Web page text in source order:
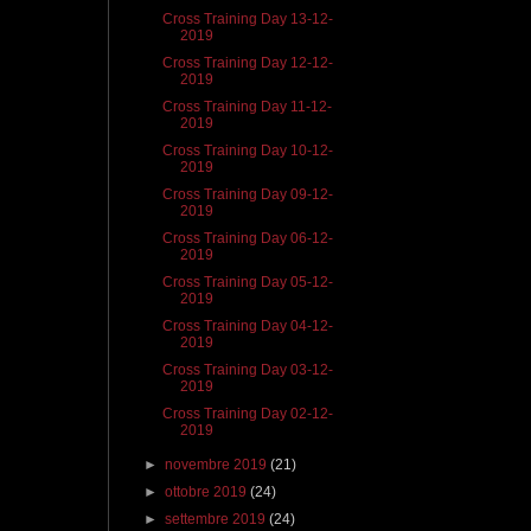
Cross Training Day 13-12-
2019
Cross Training Day 12-12-
2019
Cross Training Day 11-12-
2019
Cross Training Day 10-12-
2019
Cross Training Day 09-12-
2019
Cross Training Day 06-12-
2019
Cross Training Day 05-12-
2019
Cross Training Day 04-12-
2019
Cross Training Day 03-12-
2019
Cross Training Day 02-12-
2019
►novembre 2019(21)
►ottobre 2019(24)
►settembre 2019(24)